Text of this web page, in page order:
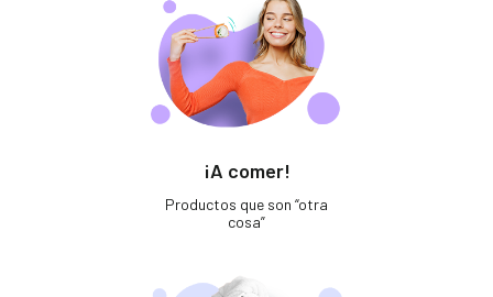
¡A comer!
Productos que son “otra
cosa”